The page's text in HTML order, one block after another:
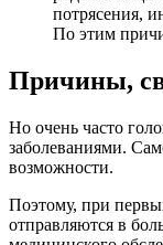
потрясения,
По этим
Причины,
Но очень часто
заболеваниями.
возможности.
Поэтому, при
отправляются в